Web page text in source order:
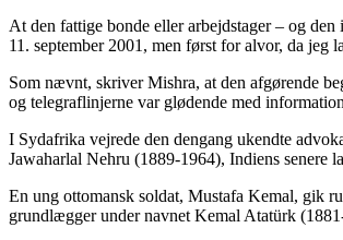
At den fattige bonde eller arbejdstager – og
11. september 2001, men først for alvor, da jeg
Som nævnt, skriver Mishra, at den afgørende
og telegraflinjerne var glødende med
I Sydafrika vejrede den dengang ukendte
Jawaharlal Nehru (1889-1964), Indiens senere
En ung ottomansk soldat, Mustafa Kemal, gik
grundlægger under navnet Kemal Atatürk